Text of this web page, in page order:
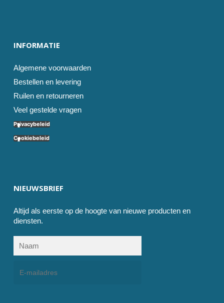
INFORMATIE
Algemene voorwaarden
Bestellen en levering
Ruilen en retourneren
Veel gestelde vragen
Privacybeleid
Cookiebeleid
NIEUWSBRIEF
Altijd als eerste op de hoogte van nieuwe producten en
diensten.